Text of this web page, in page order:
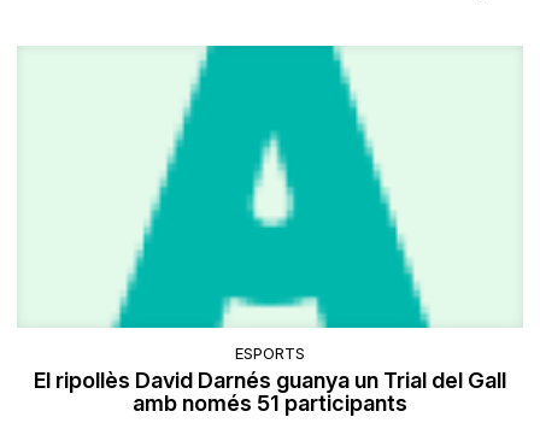
ESPORTS
El ripollès David Darnés guanya un Trial del Gall
amb només 51 participants